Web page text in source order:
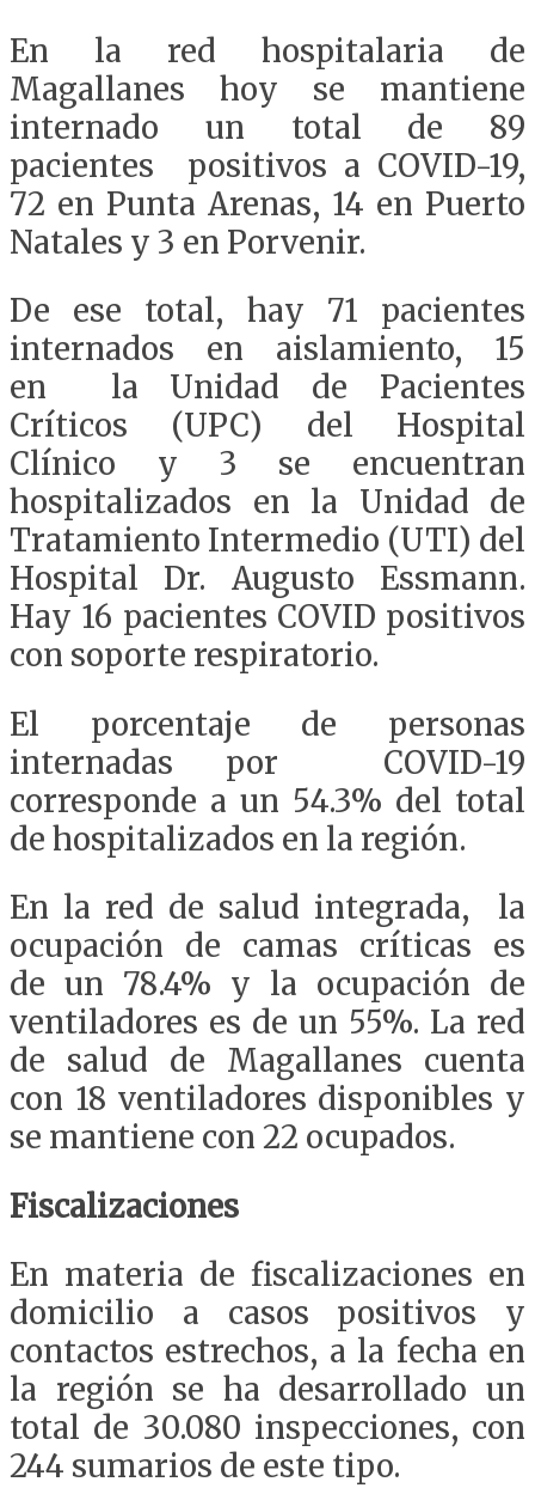
En la red hospitalaria de
Magallanes hoy se mantiene
internado un total de 89
pacientes positivos a COVID-19,
72 en Punta Arenas, 14 en Puerto
Natales y 3 en Porvenir.
De ese total, hay 71 pacientes
internados en aislamiento, 15
en la Unidad de Pacientes
Críticos (UPC) del Hospital
Clínico y 3 se encuentran
hospitalizados en la Unidad de
Tratamiento Intermedio (UTI) del
Hospital Dr. Augusto Essmann.
Hay 16 pacientes COVID positivos
con soporte respiratorio.
El porcentaje de personas
internadas por COVID-19
corresponde a un 54.3% del total
de hospitalizados en la región.
En la red de salud integrada, la
ocupación de camas críticas es
de un 78.4% y la ocupación de
ventiladores es de un 55%. La red
de salud de Magallanes cuenta
con 18 ventiladores disponibles y
se mantiene con 22 ocupados.
Fiscalizaciones
En materia de fiscalizaciones en
domicilio a casos positivos y
contactos estrechos, a la fecha en
la región se ha desarrollado un
total de 30.080 inspecciones, con
244 sumarios de este tipo.